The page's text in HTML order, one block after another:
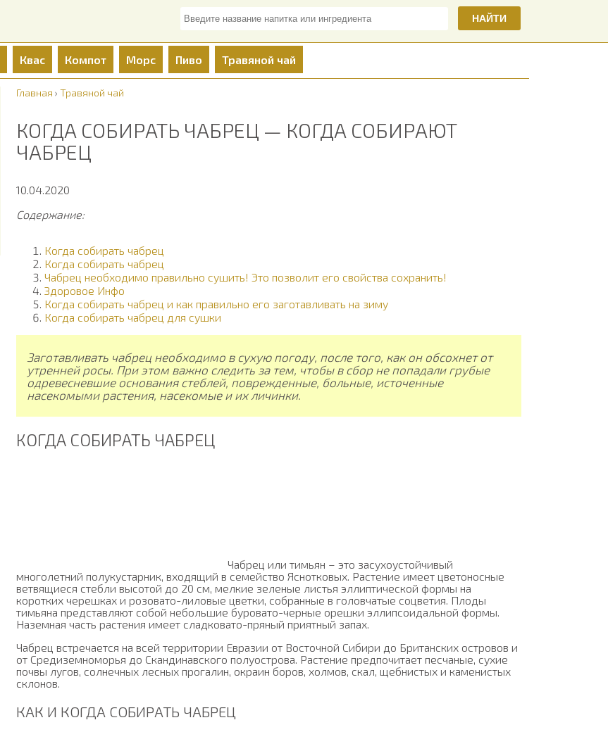
НАЙТИ
Квас Компот Морс Пиво Травяной чай
Главная › Травяной чай
КОГДА СОБИРАТЬ ЧАБРЕЦ — КОГДА СОБИРАЮТ
ЧАБРЕЦ
10.04.2020
Содержание:
Когда собирать чабрец
Когда собирать чабрец
Чабрец необходимо правильно сушить! Это позволит его свойства сохранить!
Здоровое Инфо
Когда собирать чабрец и как правильно его заготавливать на зиму
Когда собирать чабрец для сушки
Заготавливать чабрец необходимо в сухую погоду, после того, как он обсохнет от
утренней росы. При этом важно следить за тем, чтобы в сбор не попадали грубые
одревесневшие основания стеблей, поврежденные, больные, источенные
насекомыми растения, насекомые и их личинки.
КОГДА СОБИРАТЬ ЧАБРЕЦ
Чабрец или тимьян – это засухоустойчивый
многолетний полукустарник, входящий в семейство Яснотковых. Растение имеет цветоносные
ветвящиеся стебли высотой до 20 см, мелкие зеленые листья эллиптической формы на
коротких черешках и розовато-лиловые цветки, собранные в головчатые соцветия. Плоды
тимьяна представляют собой небольшие буровато-черные орешки эллипсоидальной формы.
Наземная часть растения имеет сладковато-пряный приятный запах.
Чабрец встречается на всей территории Евразии от Восточной Сибири до Британских островов и
от Средиземноморья до Скандинавского полуострова. Растение предпочитает песчаные, сухие
почвы лугов, солнечных лесных прогалин, окраин боров, холмов, скал, щебнистых и каменистых
склонов.
КАК И КОГДА СОБИРАТЬ ЧАБРЕЦ